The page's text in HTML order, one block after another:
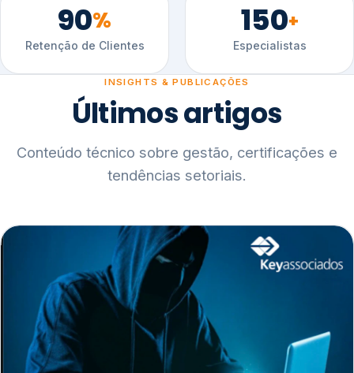
90%
Retenção de Clientes
150+
Especialistas
INSIGHTS & PUBLICAÇÕES
Últimos artigos
Conteúdo técnico sobre gestão, certificações e
tendências setoriais.